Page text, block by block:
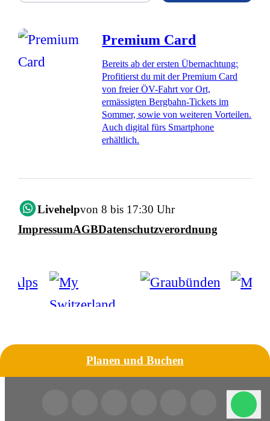
Premium Card
Bereits ab der ersten Übernachtung:
Profitierst du mit der Premium Card
von freier ÖV-Fahrt vor Ort,
ermässigten Bergbahn-Tickets im
Sommer, sowie von weiteren Vorteilen.
Auch digital fürs Smartphone
erhältlich.
Livehelpvon 8 bis 17:30 Uhr
ImpressumAGBDatenschutzverordnung
Planen und Buchen